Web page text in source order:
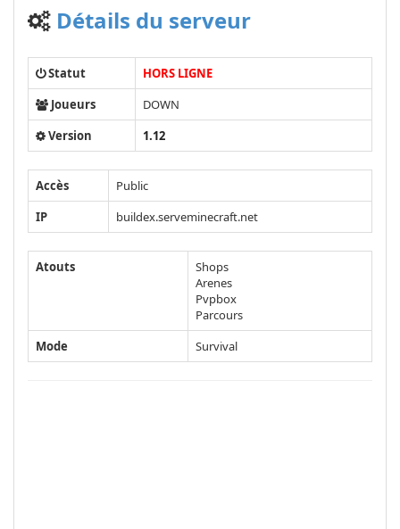
Détails du serveur
Statut
HORS LIGNE
Joueurs
DOWN
Version
1.12
Accès
Public
IP
buildex.serveminecraft.net
Atouts
Shops
Arenes
Pvpbox
Parcours
Mode
Survival